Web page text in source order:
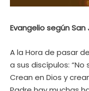
Evangelio según San
A la Hora de pasar
a sus discípulos: “No
Crean en Dios y